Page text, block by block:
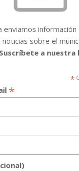
enviamos información
sobre el
Suscríbete a nuestra
*
*